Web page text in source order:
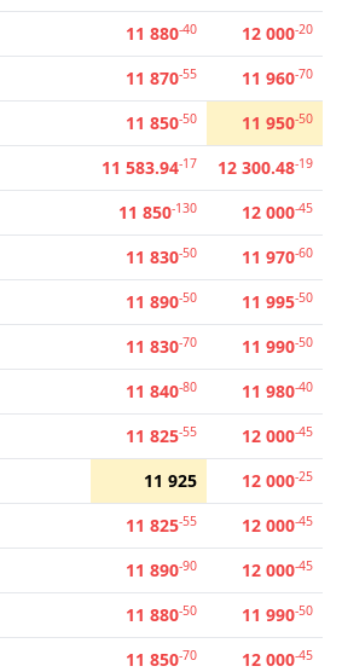
11 880-40 12 000-20
11 870-55 11 960-70
11 850-50 11 950-50
11 583.94-17 12 300.48-19
11 850-130 12 000-45
11 830-50 11 970-60
11 890-50 11 995-50
11 830-70 11 990-50
11 840-80 11 980-40
11 825-55 12 000-45
11 925 12 000-25
11 825-55 12 000-45
11 890-90 12 000-45
11 880-50 11 990-50
11 850-70 12 000-45